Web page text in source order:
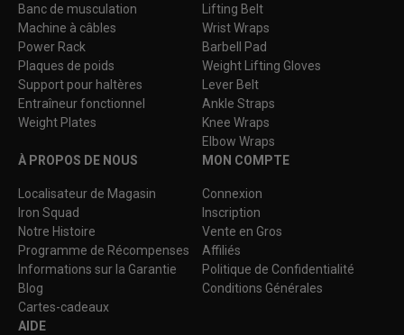
Banc de musculation
Machine à câbles
Power Rack
Plaques de poids
Support pour haltères
Entraîneur fonctionnel
Weight Plates
Lifting Belt
Wrist Wraps
Barbell Pad
Weight Lifting Gloves
Lever Belt
Ankle Straps
Knee Wraps
Elbow Wraps
À PROPOS DE NOUS
Localisateur de Magasin
Iron Squad
Notre Histoire
Programme de Récompenses
Informations sur la Garantie
Blog
Cartes-cadeaux
MON COMPTE
Connexion
Inscription
Vente en Gros
Affiliés
Politique de Confidentialité
Conditions Générales
AIDE